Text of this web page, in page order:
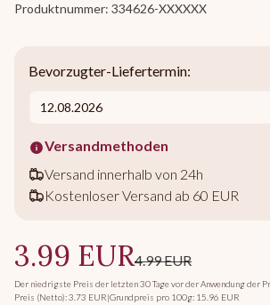
Produktnummer: 334626-XXXXXX
Bevorzugter-Liefertermin:
Versandmethoden
Versand innerhalb von 24h
Kostenloser Versand ab 60 EUR
3.99 EUR4.99 EUR
Der niedrigste Preis der letzten 30 Tage vor der Anwendung der
Preis (Netto): 3.73 EUR|Grundpreis pro 100g: 15.96 EUR